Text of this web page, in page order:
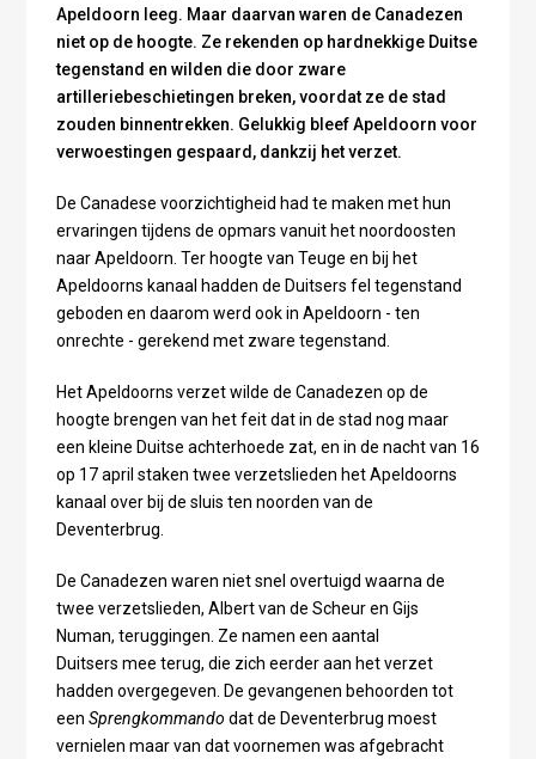
Apeldoorn leeg. Maar daarvan waren de Canadezen
niet op de hoogte. Ze rekenden op hardnekkige Duitse
tegenstand en wilden die door zware
artilleriebeschietingen breken, voordat ze de stad
zouden binnentrekken. Gelukkig bleef Apeldoorn voor
verwoestingen gespaard, dankzij het verzet.
De Canadese voorzichtigheid had te maken met hun
ervaringen tijdens de opmars vanuit het noordoosten
naar Apeldoorn. Ter hoogte van Teuge en bij het
Apeldoorns kanaal hadden de Duitsers fel tegenstand
geboden en daarom werd ook in Apeldoorn - ten
onrechte - gerekend met zware tegenstand.
Het Apeldoorns verzet wilde de Canadezen op de
hoogte brengen van het feit dat in de stad nog maar
een kleine Duitse achterhoede zat, en in de nacht van 16
op 17 april staken twee verzetslieden het Apeldoorns
kanaal over bij de sluis ten noorden van de
Deventerbrug.
De Canadezen waren niet snel overtuigd waarna de
twee verzetslieden, Albert van de Scheur en Gijs
Numan, teruggingen. Ze namen een aantal
Duitsers mee terug, die zich eerder aan het verzet
hadden overgegeven. De gevangenen behoorden tot
een Sprengkommando dat de Deventerbrug moest
vernielen maar van dat voornemen was afgebracht